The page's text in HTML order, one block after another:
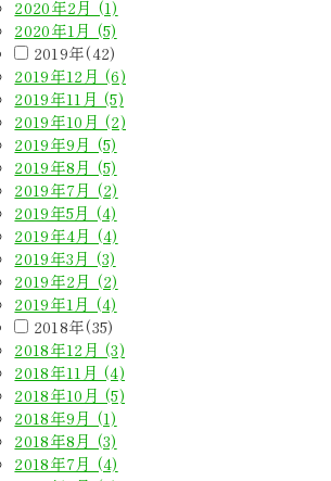
2020年2月 (1)
2020年1月 (5)
2019年(42)
2019年12月 (6)
2019年11月 (5)
2019年10月 (2)
2019年9月 (5)
2019年8月 (5)
2019年7月 (2)
2019年5月 (4)
2019年4月 (4)
2019年3月 (3)
2019年2月 (2)
2019年1月 (4)
2018年(35)
2018年12月 (3)
2018年11月 (4)
2018年10月 (5)
2018年9月 (1)
2018年8月 (3)
2018年7月 (4)